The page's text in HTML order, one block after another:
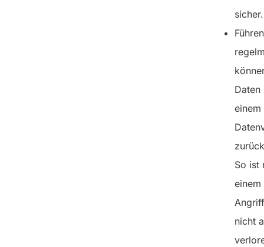
sicher.
Daten
einem
So ist
einem
Angriff
nicht